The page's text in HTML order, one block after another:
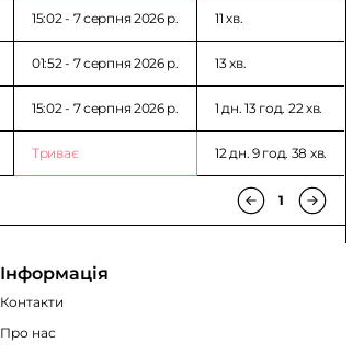
15:02 - 7 серпня 2026 p. 11 хв.
01:52 - 7 серпня 2026 p. 13 хв.
15:02 - 7 серпня 2026 p. 1 дн. 13 год. 22 хв.
Триває 12 дн. 9 год. 38 хв.
1
Інформація
Контакти
Про нас